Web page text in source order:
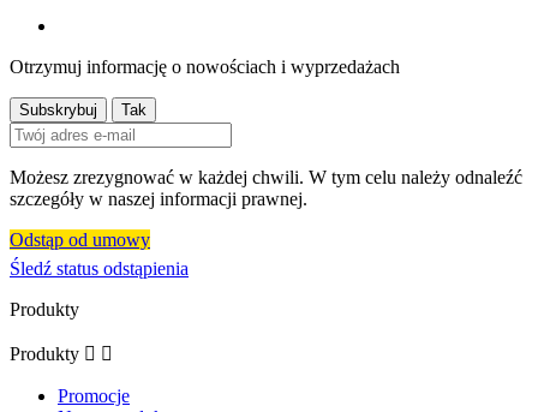
Otrzymuj informację o nowościach i wyprzedażach
Możesz zrezygnować w każdej chwili. W tym celu należy odnaleźć
szczegóły w naszej informacji prawnej.
Odstąp od umowy
Śledź status odstąpienia
Produkty
Produkty  
Promocje